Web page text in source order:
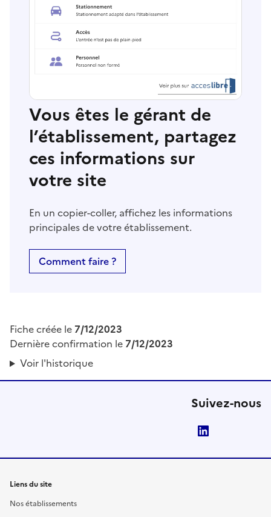
Vous êtes le gérant de
l’établissement, partagez
ces informations sur
votre site
En un copier-coller, affichez les informations
principales de votre établissement.
Comment faire ?
Fiche créée le 7/12/2023
Dernière confirmation le 7/12/2023
Voir l'historique
Suivez-nous
Liens du site
Nos établissements